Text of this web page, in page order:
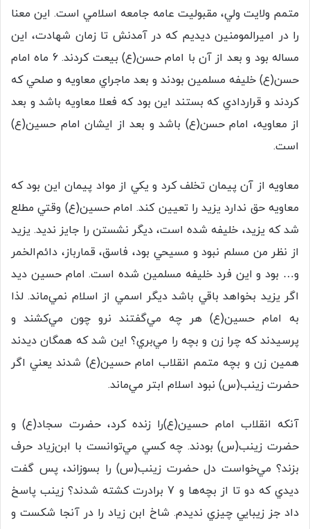
متمم ولايت ولي، مقبوليت عامه جامعه اسلامي است. اين معنا
را در اميرالمومنين ديديم كه در آمدنش تا زمان شهادت، اين
مساله بود و بعد از آن با امام حسن(ع) بيعت كردند. 6 ماه امام
حسن(ع) خليفه مسلمين بودند و بعد ماجراي معاويه و صلحي كه
كردند و قراردادي كه بستند اين بود كه فعلا معاويه باشد و بعد
از معاويه، امام حسن(ع) باشد و بعد از ايشان امام حسين(ع)
است.
معاويه از آن پيمان تخلف كرد و يكي از مواد پيمان اين بود كه
معاويه حق ندارد يزيد را تعيين كند. امام حسين(ع) وقتي مطلع
شد كه يزيد، خليفه شده است، ديگر نشستن را جايز نديد. يزيد
از نظر من مسلم نبود و مسيحي بود، فاسق، قمارباز، دائم‌الخمر
و… بود و اين فرد خليفه مسلمين شده است. امام حسين ديد
اگر يزيد بخواهد باقي باشد ديگر اسمي از اسلام نمي‌ماند. لذا
به امام حسين(ع) هر چه مي‌گفتند نرو چون مي‌كشند و
پرسيدند كه چرا زن و بچه را مي‌بري؟ اين شد كه همگان ديدند
همين زن و بچه متمم انقلاب امام حسين(ع) شدند يعني اگر
حضرت زينب(س) نبود اسلام ابتر مي‌ماند.
آنكه انقلاب امام حسين(ع)را زنده كرد، حضرت سجاد(ع) و
حضرت زينب(س) بودند. چه كسي مي‌توانست با ابن‌زياد حرف
بزند؟ مي‌خواست دل حضرت زينب(س) را بسوزاند، پس گفت
ديدي كه دو تا از بچه‌ها و 7 برادرت كشته شدند؟ زينب پاسخ
داد جز زيبايي چيزي نديدم. شاخ ابن زياد را در آنجا شكست و